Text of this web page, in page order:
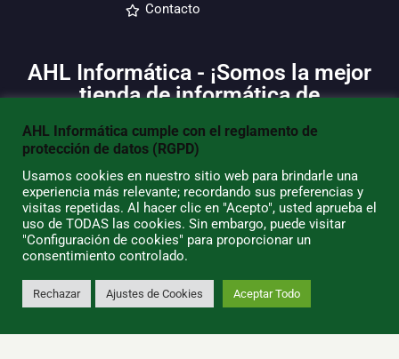
Contacto
AHL Informática - ¡Somos la mejor
tienda de informática de
Nuestros valores y principales causas de éxito son el
trato personalizado, la búsqueda incesante de nuevos
modelos de negocio, el profesionalismo, el compromiso
y el trabajo. Recorre nuestro sitio para encontrar decenas
de ofertas, precios convenientes y la mejor financiación
en hasta12 cuotas sin interés. Somos líderes en
reparación con piezas en stock en nuestros almacenes
cuales le podemos dar un soporte técnico apropiado. Si
buscas buenos ordenadores portátiles,¡has llegado al
AHL Informática cumple con el reglamento de
protección de datos (RGPD)
Usamos cookies en nuestro sitio web para brindarle una
experiencia más relevante; recordando sus preferencias y
visitas repetidas. Al hacer clic en "Acepto", usted aprueba el
uso de TODAS las cookies. Sin embargo, puede visitar
"Configuración de cookies" para proporcionar un
consentimiento controlado.
Rechazar Ajustes de Cookies Aceptar Todo